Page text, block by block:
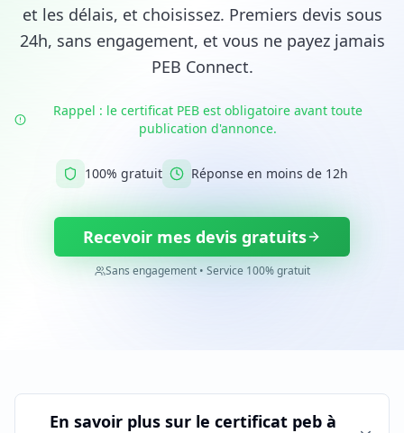
et les délais, et choisissez. Premiers devis sous
24h, sans engagement, et vous ne payez jamais
PEB Connect.
Rappel : le certificat PEB est obligatoire avant toute
publication d'annonce.
100% gratuit Réponse en moins de 12h
Recevoir mes devis gratuits
Sans engagement • Service 100% gratuit
En savoir plus sur lecertificat peb à